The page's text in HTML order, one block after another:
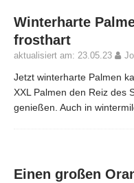
Winterharte
frosthart
aktualisiert am: 23.05.23
Jetzt winterharte Palmen
XXL Palmen den Reiz des
genießen. Auch in
Einen großen